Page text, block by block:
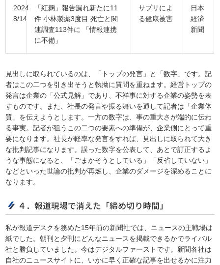
2024
8/14
「紅麹」報告漏れ新たに11
件 小林製薬3度目 死亡と関
連調査113件に 「情報連携
に不備」
サプリによ
る健康被害
日本
経済
新聞
見出しに取られているのは、「トップの発言」と「数字」です。記
者はこの二つを引き出そうと執拗に質問を重ねます。経営トップの
発言は企業の「公式見解」であり、不祥事に対する企業の姿勢を表
すものです。また、社長の発言や振る舞いを通して記者は「企業体
質」を伝えようとします。一方の数字は、事の重大さが端的に伝わ
る事実。記者が狙うこの二つの要素への準備が、企業側にとって重
要になります。社長が軽率な発言をすれば、見出しに取られて大き
な批判記事になります。誤った数字を公表して、あとで訂正するよ
うな事態になると、「ごまかそうとしている」「反省していない」
などといった世論の批判が再燃し、企業のダメージを深めることに
なります。
４．報道現場で消えた「締め切り時間」
私が報道デスクを務めた15年前の新聞社では、ニュースの主戦場は
紙でした。朝刊と夕刊にどんなニュースを掲載できるかでライバル
社と勝負していました。今はデジタルファーストです。新聞各社は
自社のニュースサイトに、いかに早く正確な記事を出せるかに注力